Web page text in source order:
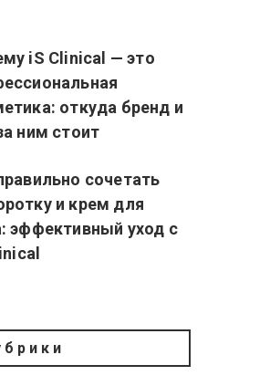
iS Clinical — это
откуда бренд и
ним стоит
сочетать
и крем для
эффективный уход с